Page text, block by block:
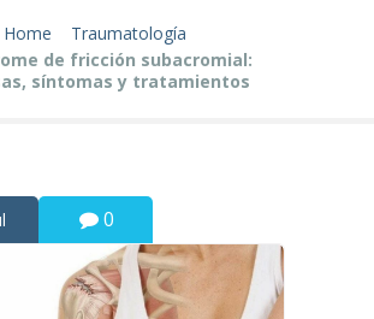
Home
Traumatología
de fricción subacromial:
síntomas y tratamientos
0